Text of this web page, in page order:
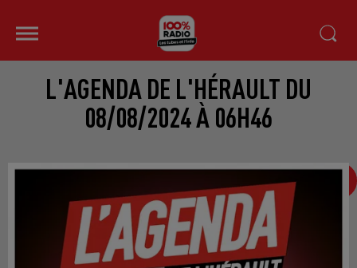
L'AGENDA DE L'HÉRAULT DU
08/08/2024 À 06H46